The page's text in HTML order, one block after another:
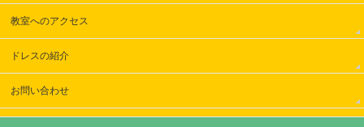
教室へのアクセス
ドレスの紹介
お問い合わせ